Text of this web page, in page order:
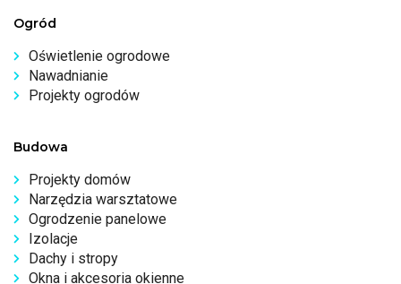
Ogród
Oświetlenie ogrodowe
Nawadnianie
Projekty ogrodów
Budowa
Projekty domów
Narzędzia warsztatowe
Ogrodzenie panelowe
Izolacje
Dachy i stropy
Okna i akcesoria okienne